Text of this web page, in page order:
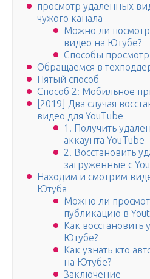
просмотр удаленных
чужого канала
Можно ли
видео на Ютубе?
Способы
Обращаемся в
Пятый способ
Способ 2: Мобильное
[2019] Два случая
видео для YouTube
1. Получить
аккаунта YouTube
2. Восстановить
загруженные с
Находим и смотрим
Ютуба
Можно ли
публикацию в
Как восстановить
Ютубе?
Как узнать кто
на Ютубе?
Заключение